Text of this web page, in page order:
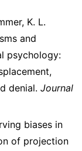
K. L.
and
psychology:
denial. Journal
biases in
of projection